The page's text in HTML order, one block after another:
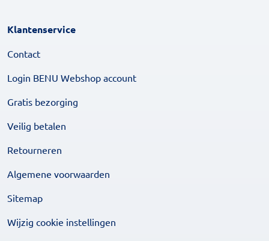
Klantenservice
Contact
Login BENU Webshop account
Gratis bezorging
Veilig betalen
Retourneren
Algemene voorwaarden
Sitemap
Wijzig cookie instellingen